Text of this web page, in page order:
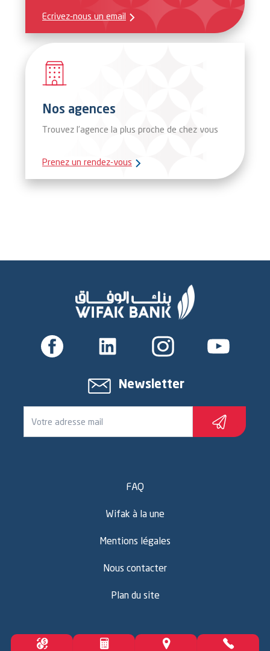
Ecrivez-nous un email
Nos agences
Trouvez l’agence la plus proche de chez vous
Prenez un rendez-vous
Newsletter
FAQ
Wifak à la une
Mentions légales
Nous contacter
Plan du site